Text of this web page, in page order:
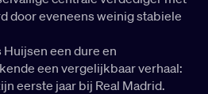
door eveneens weinig stabiele
een dure en
een vergelijkbaar verhaal:
eerste jaar bij Real Madrid.